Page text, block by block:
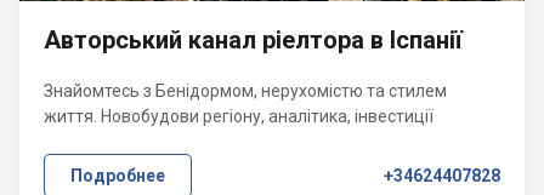
Авторський канал ріелтора в Іспанії
Знайомтесь з Бенідормом, нерухомістю та стилем
життя. Новобудови регіону, аналітика, інвестиції
Подробнее +34624407828